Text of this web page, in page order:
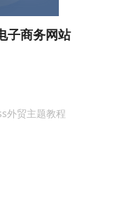
子商务网站
外贸主题教程